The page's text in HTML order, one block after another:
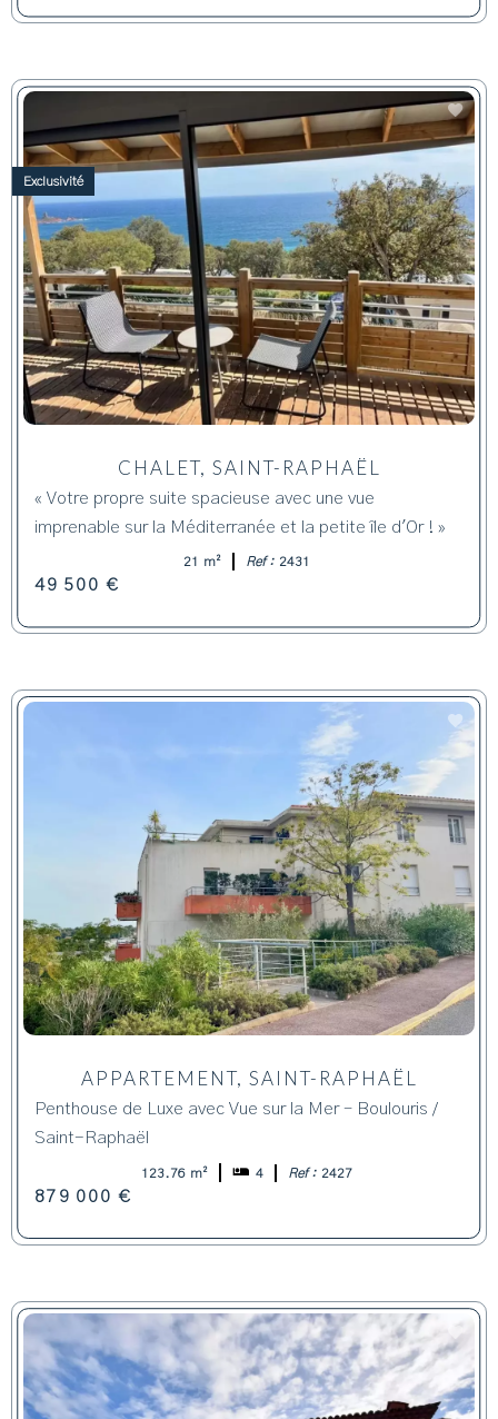
CHALET, SAINT-RAPHAËL
« Votre propre suite spacieuse avec une vue
imprenable sur la Méditerranée et la petite île d'Or ! »
21 m² Ref : 2431
49 500 €
Exclusivité
APPARTEMENT, SAINT-RAPHAËL
Penthouse de Luxe avec Vue sur la Mer – Boulouris /
Saint-Raphaël
123.76 m² 4 Ref : 2427
879 000 €